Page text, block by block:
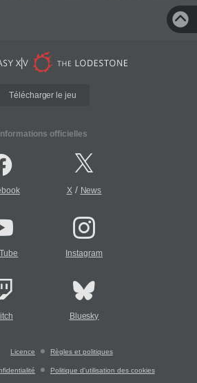
Télécharger le jeu
Informations officielles
X/ News
Instagram
Bluesky
Licence Règles et politiques
Politique d'utilisation des cookies